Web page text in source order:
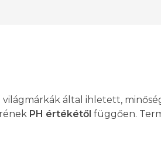
által ihletett,
PH értékétől függően.